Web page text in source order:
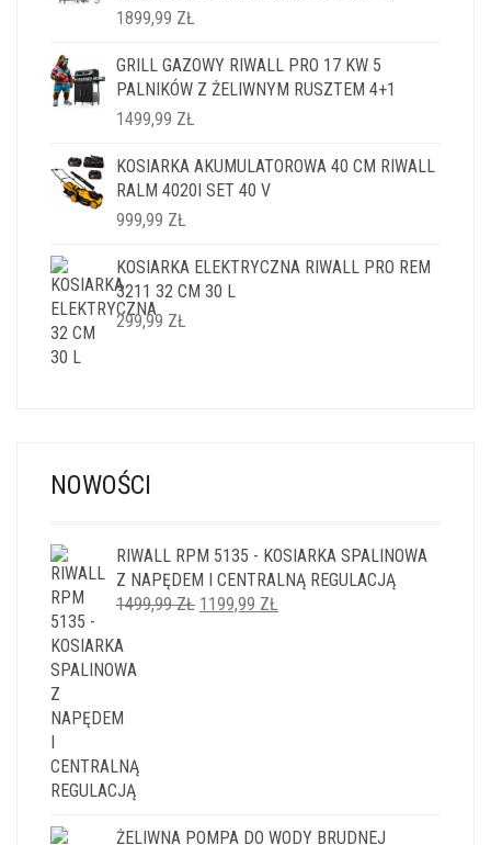
1899,99 ZŁ
GRILL GAZOWY RIWALL PRO 17 KW 5
PALNIKÓW Z ŻELIWNYM RUSZTEM 4+1
1499,99 ZŁ
KOSIARKA AKUMULATOROWA 40 CM RIWALL
RALM 4020I SET 40 V
999,99 ZŁ
KOSIARKA ELEKTRYCZNA RIWALL PRO REM
3211 32 CM 30 L
299,99 ZŁ
NOWOŚCI
RIWALL RPM 5135 - KOSIARKA SPALINOWA
Z NAPĘDEM I CENTRALNĄ REGULACJĄ
1499,99ZŁ PIERWOTNA
1199,99 ZŁ
ŻELIWNA POMPA DO WODY BRUDNEJ